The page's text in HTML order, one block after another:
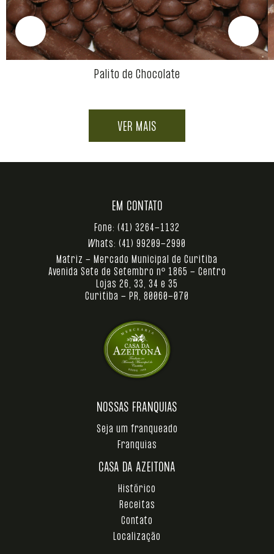
Palito de Chocolate
VER MAIS
CASA DA AZEITONA
Histórico
Receitas
Contato
Localização
NOSSAS FRANQUIAS
Seja um franqueado
Franquias
EM CONTATO
Fone: (41) 3264-1132
Whats: (41) 99209-2990
Matriz - Mercado Municipal de Curitiba
Avenida Sete de Setembro nº 1865 - Centro
Lojas 26, 33, 34 e 35
Curitiba - PR, 80060-070